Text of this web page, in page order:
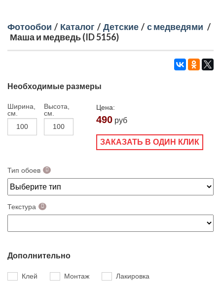
Фотообои / Каталог / Детские / с медведями /
Маша и медведь (ID 5156)
Необходимые размеры
Ширина,
см.
Высота,
см.
Цена:
490 руб
ЗАКАЗАТЬ В ОДИН КЛИК
Тип обоев
Текстура
Дополнительно
Клей Монтаж Лакировка